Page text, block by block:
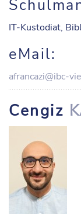
IT-Kustodiat,
eMail:
afrancazi@ibc-
Cengiz